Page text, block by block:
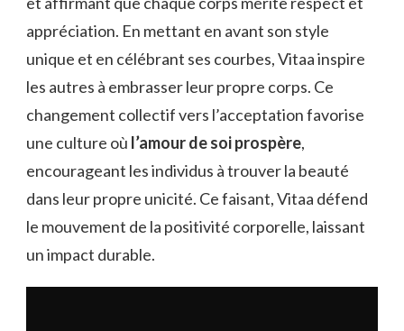
appréciation. En mettant en avant son style
unique et en célébrant ses courbes, Vitaa inspire
les autres à embrasser leur propre corps. Ce
changement collectif vers l’acceptation favorise
une culture où l’amour de soi prospère,
encourageant les individus à trouver la beauté
dans leur propre unicité. Ce faisant, Vitaa défend
le mouvement de la positivité corporelle, laissant
un impact durable.